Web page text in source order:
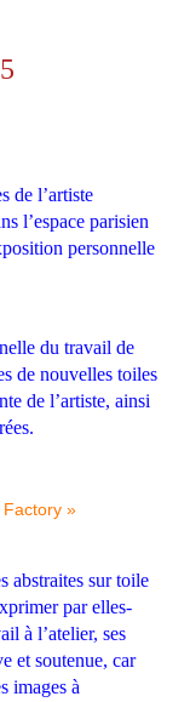
de l’artiste
l’espace parisien
personnelle
du travail de
de nouvelles toiles
de l’artiste, ainsi
abstraites sur toile
par elles-
à l’atelier, ses
et soutenue, car
images à